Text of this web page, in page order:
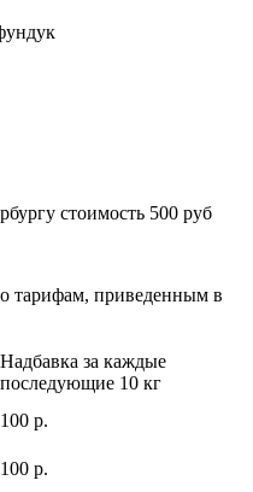
стоимость 500 руб
тарифам, приведенным в
Надбавка за каждые
последующие 10 кг
100 р.
100 р.